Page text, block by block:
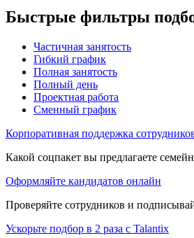
Быстрые фильтры
Частичная занятость
Гибкий график
Полная занятость
Полный день
Проектная работа
Сменный график
Корпоративная поддержка
Какой соцпакет вы предлагаете
Оформляйте кандидатов онлайн
Проверяйте сотрудников и
Ускорьте подбор в 2 раза с Talantix